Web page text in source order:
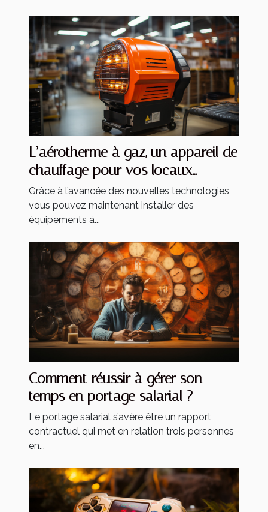
L’aérotherme à gaz, un appareil de
chauffage pour vos locaux
industriels
Grâce à l’avancée des nouvelles technologies,
vous pouvez maintenant installer des
équipements à...
Comment réussir à gérer son
temps en portage salarial ?
Le portage salarial s’avère être un rapport
contractuel qui met en relation trois personnes
en...